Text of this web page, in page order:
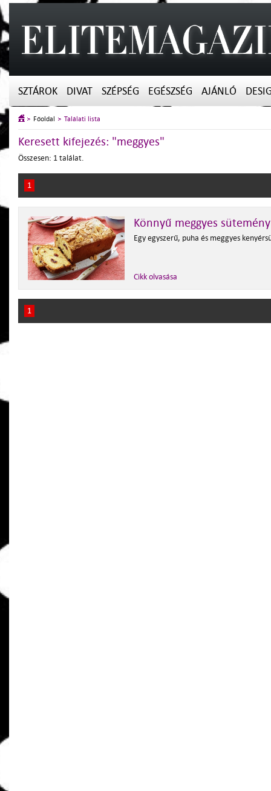
SZTÁROK DIVAT SZÉPSÉG EGÉSZSÉG AJÁNLÓ
Főoldal Találati lista
Keresett kifejezés: "meggyes"
Összesen: 1 találat.
1
Könnyű meggyes sütemény
Egy egyszerű, puha és meggyes
Cikk olvasása
1